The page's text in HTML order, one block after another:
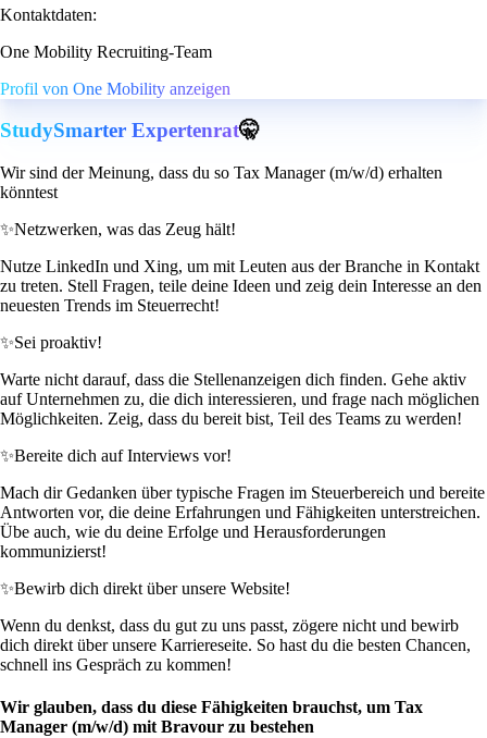
Kontaktdaten:
One Mobility Recruiting-Team
Profil von One Mobility anzeigen
StudySmarter Expertenrat🤫
Wir sind der Meinung, dass du so Tax Manager (m/w/d) erhalten
könntest
✨Netzwerken, was das Zeug hält!
Nutze LinkedIn und Xing, um mit Leuten aus der Branche in Kontakt
zu treten. Stell Fragen, teile deine Ideen und zeig dein Interesse an den
neuesten Trends im Steuerrecht!
✨Sei proaktiv!
Warte nicht darauf, dass die Stellenanzeigen dich finden. Gehe aktiv
auf Unternehmen zu, die dich interessieren, und frage nach möglichen
Möglichkeiten. Zeig, dass du bereit bist, Teil des Teams zu werden!
✨Bereite dich auf Interviews vor!
Mach dir Gedanken über typische Fragen im Steuerbereich und bereite
Antworten vor, die deine Erfahrungen und Fähigkeiten unterstreichen.
Übe auch, wie du deine Erfolge und Herausforderungen
kommunizierst!
✨Bewirb dich direkt über unsere Website!
Wenn du denkst, dass du gut zu uns passt, zögere nicht und bewirb
dich direkt über unsere Karriereseite. So hast du die besten Chancen,
schnell ins Gespräch zu kommen!
Wir glauben, dass du diese Fähigkeiten brauchst, um Tax
Manager (m/w/d) mit Bravour zu bestehen